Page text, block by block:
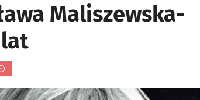
Maliszewska-
lat